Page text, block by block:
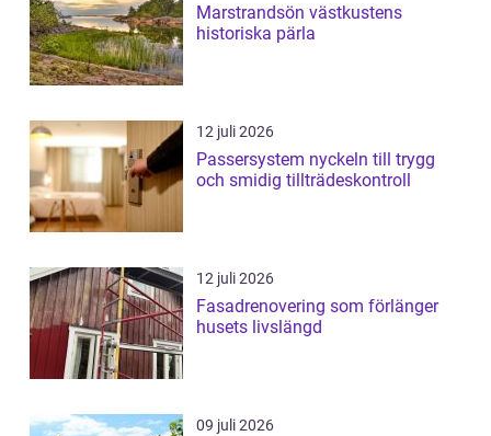
Marstrandsön västkustens
historiska pärla
12 juli 2026
Passersystem nyckeln till trygg
och smidig tillträdeskontroll
12 juli 2026
Fasadrenovering som förlänger
husets livslängd
09 juli 2026